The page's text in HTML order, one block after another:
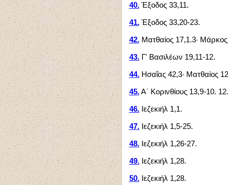
40.Έξοδος 33,11.
41.Έξοδος 33,20-23.
42.Ματθαίος 17,1.3·
43.Γ' Βασιλέων 19,11-12.
44.Ησαΐας 42,3· Ματθαίος
45.Α΄ Κορινθίους 13,9-10. 12.
46.Ιεζεκιήλ 1,1.
47.Ιεζεκιήλ 1,5-25.
48.Ιεζεκιήλ 1,26-27.
49.Ιεζεκιήλ 1,28.
50.Ιεζεκιήλ 1,28.